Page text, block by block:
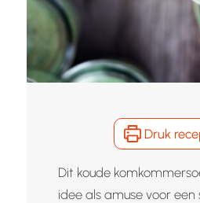
Druk
Dit koude
idee als amuse voor een